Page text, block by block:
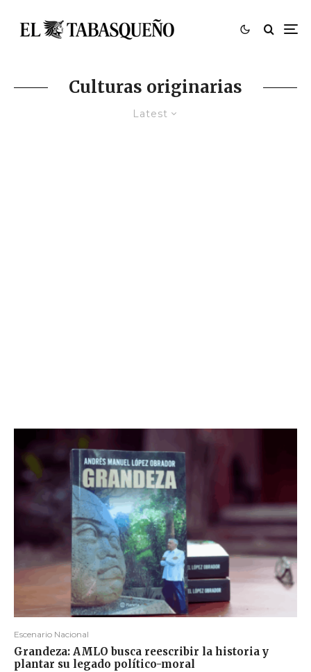
Culturas originarias
Latest
Escenario Nacional
Grandeza: AMLO busca reescribir la historia y
plantar su legado político-moral